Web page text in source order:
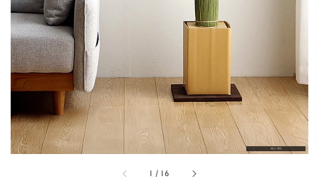
1 / 16